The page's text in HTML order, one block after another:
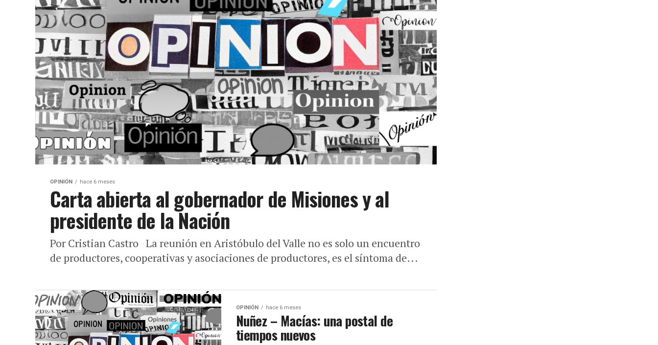
OPINIÓN hace 6 meses
Carta abierta al gobernador de Misiones y al
presidente de la Nación
Por Cristian Castro La reunión en Aristóbulo del Valle no es solo un encuentro
de productores, cooperativas y asociaciones de productores, es el síntoma de...
OPINIÓN hace 6 meses
Nuñez – Macías: una postal de
tiempos nuevos